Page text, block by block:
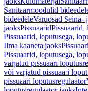
Sanitaarmoodulid
bideedeleVaruosad Seina-
jaoksPissuaaridPissuaarid,
Pissuaarid, loputusega,
Ilma kaaneta jaoks
Pissuaarid, loputusega,
varjatud pissuaari
või varjatud pissuaari
pissuaari loputusregulaator